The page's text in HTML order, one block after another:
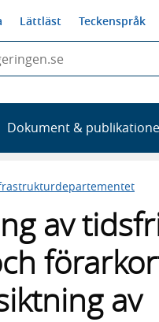
Lättläst Teckenspråk
Dokument &
av
av